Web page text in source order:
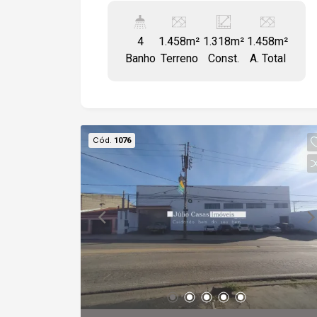
altura Contra piso aguenta até mil
toneladas por m² Vestiário masculino e
feminino no pavimento fabril. Uma doca
copa. Imóvel escriturado e regularizado
4
Banho
1.458m²
Terreno
1.318m²
Const.
1.458m²
A. Total
Cód. 1076